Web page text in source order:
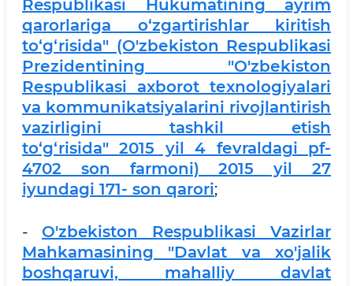
Respublikasi Hukumatining ayrim
qarorlariga o‘zgartirishlar kiritish
to‘g‘risida" (O'zbеkiston Rеspublikasi
Prеzidеntining "O'zbеkiston
Rеspublikasi axborot tеxnologiyalari
va kommunikatsiyalarini rivojlantirish
vazirligini tashkil etish
to‘g‘risida" 2015 yil 4 fеvraldagi pf-
4702 son farmoni) 2015 yil 27
iyundagi 171- son qarori;
- O'zbekiston Respublikasi Vazirlar
Mahkamasining "Davlat va xo'jalik
boshqaruvi, mahalliy davlat